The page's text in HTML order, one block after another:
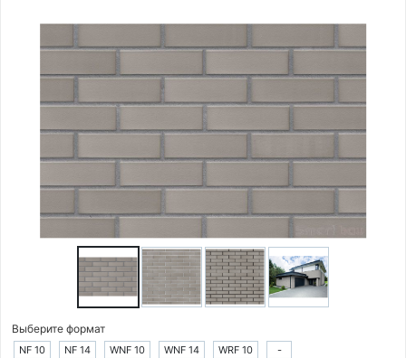
Выберите формат
NF 10 NF 14 WNF 10 WNF 14 WRF 10 -